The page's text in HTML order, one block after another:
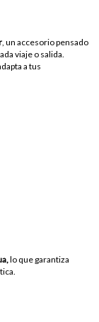
, un accesorio pensado
viaje o salida.
a tus
lo que garantiza